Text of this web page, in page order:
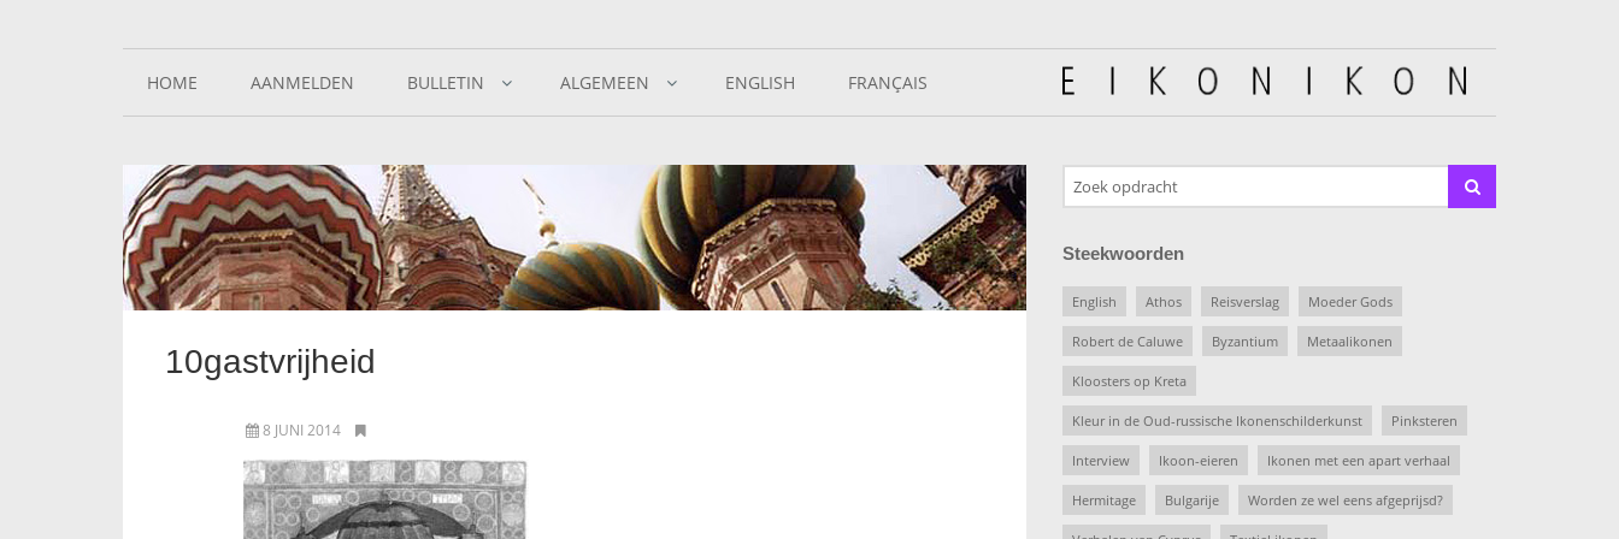
HOME AANMELDEN BULLETIN ALGEMEEN ENGLISH FRANÇAIS
10gastvrijheid
8 JUNI 2014
Steekwoorden
English Athos Reisverslag Moeder Gods
Robert de Caluwe Byzantium Metaalikonen
Kloosters op Kreta
Kleur in de Oud-russische Ikonenschilderkunst Pinksteren
Interview Ikoon-eieren Ikonen met een apart verhaal
Hermitage Bulgarije Worden ze wel eens afgeprijsd?